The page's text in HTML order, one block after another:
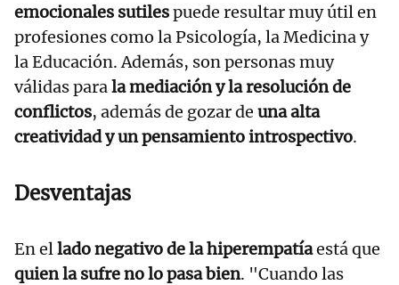
emocionales sutilespuede resultar muy útil en
profesiones como la Psicología, la Medicina y
la Educación. Además, son personas muy
válidas para la mediación y la resolución de
conflictos, además de gozar de unaalta
creatividad y un pensamiento introspectivo.
Desventajas
En el lado negativo de la hiperempatíaestá que
quien la sufre no lo pasa bien. "Cuando las